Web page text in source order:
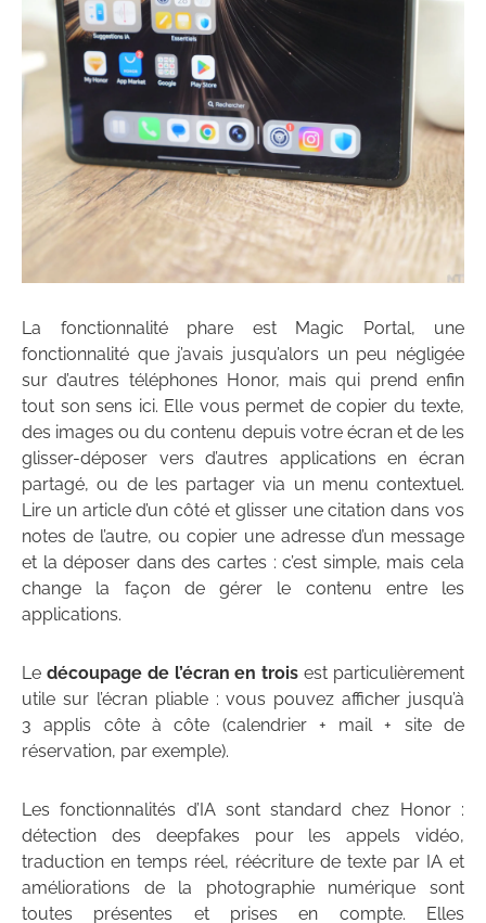
La fonctionnalité phare est Magic Portal, une
fonctionnalité que j’avais jusqu’alors un peu négligée
sur d’autres téléphones Honor, mais qui prend enfin
tout son sens ici. Elle vous permet de copier du texte,
des images ou du contenu depuis votre écran et de les
glisser-déposer vers d’autres applications en écran
partagé, ou de les partager via un menu contextuel.
Lire un article d’un côté et glisser une citation dans vos
notes de l’autre, ou copier une adresse d’un message
et la déposer dans des cartes : c’est simple, mais cela
change la façon de gérer le contenu entre les
applications.
Le découpage de l’écran en trois est particulièrement
utile sur l’écran pliable : vous pouvez afficher jusqu’à
3 applis côte à côte (calendrier + mail + site de
réservation, par exemple).
Les fonctionnalités d’IA sont standard chez Honor :
détection des deepfakes pour les appels vidéo,
traduction en temps réel, réécriture de texte par IA et
améliorations de la photographie numérique sont
toutes présentes et prises en compte. Elles